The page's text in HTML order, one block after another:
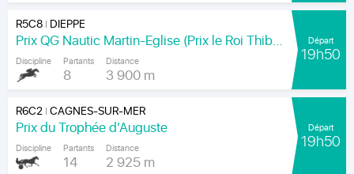
R5C8| DIEPPE
Prix QG Nautic Martin-Eglise (Prix le Roi Thibault)
Discipline Partants
8
Distance
3 900 m
Départ
19h50
R6C2|CAGNES-SUR-MER
Prix du Trophée d'Auguste
Discipline Partants
14
Distance
2 925 m
Départ
19h50